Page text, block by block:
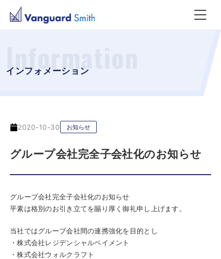
Information
インフォメーション
2020-10-30 お知らせ
グループ会社完全子会社化のお知らせ
グループ会社完全子会社化のお知らせ
平素は格別のお引き立てを賜り厚く御礼申し上げます。
当社ではグループ会社間の連携強化を目的とし
・株式会社レジデンシャルペイメント
・株式会社ウォルクラフト